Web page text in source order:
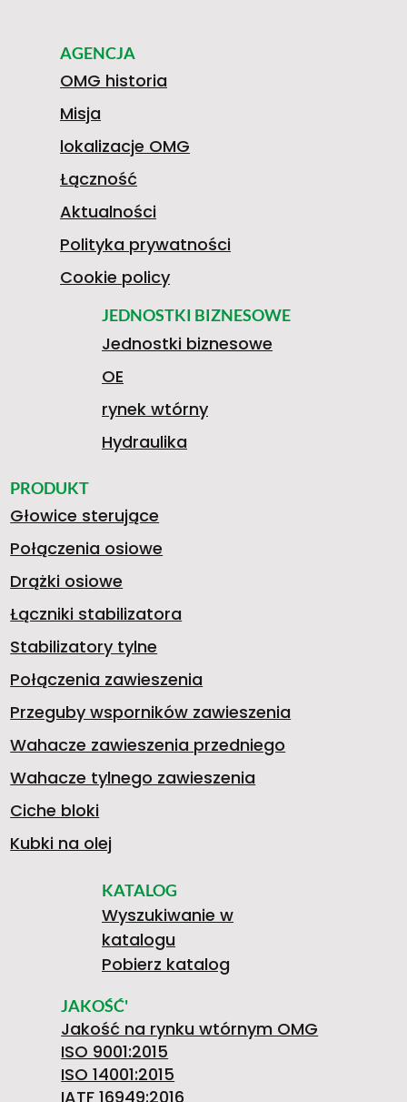
JEDNOSTKI BIZNESOWE
Jednostki biznesowe
OE
rynek wtórny
Hydraulika
PRODUKT
Głowice sterujące
Połączenia osiowe
Drążki osiowe
Łączniki stabilizatora
Stabilizatory tylne
Połączenia zawieszenia
Przeguby wsporników zawieszenia
Wahacze zawieszenia przedniego
Wahacze tylnego zawieszenia
Ciche bloki
Kubki na olej
KATALOG
Wyszukiwanie w
katalogu
Pobierz katalog
JAKOŚĆ'
Jakość na rynku wtórnym OMG
ISO 9001:2015
ISO 14001:2015
IATF 16949:2016
AGENCJA
OMG historia
Misja
lokalizacje OMG
Łączność
Aktualności
Polityka prywatności
Cookie policy